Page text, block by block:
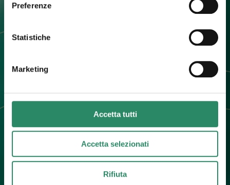
Preferenze
Statistiche
Marketing
Accetta tutti
Accetta selezionati
Rifiuta
Un pò di me
Cos’è il counselling